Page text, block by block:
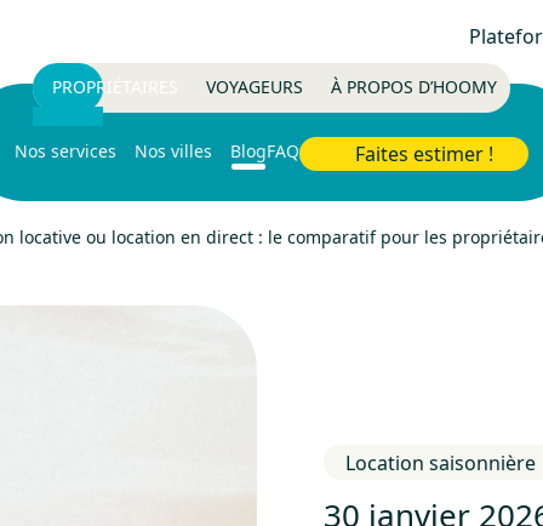
PROPRIÉTAIRES VOYAGEURS À PROPOS D’HOOMY
Nos services Nos villes BlogFAQ Faites estimer !
locative ou location en direct : le comparatif pour les
Location saisonnière
30 janvier